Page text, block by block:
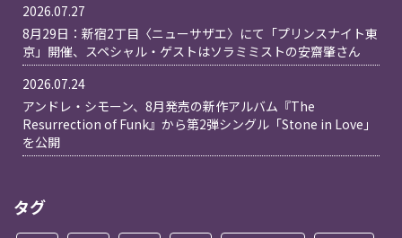
2026.07.27
8月29日：新宿2丁目〈ニューサザエ〉にて「プリンスナイト東
京」開催、スペシャル・ゲストはソラミミストの安齋肇さん
2026.07.24
アンドレ・シモーン、8月発売の新作アルバム『The
Resurrection of Funk』から第2弾シングル「Stone in Love」
を公開
タグ